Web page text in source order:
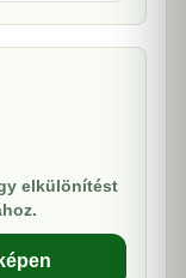
elkülönítést